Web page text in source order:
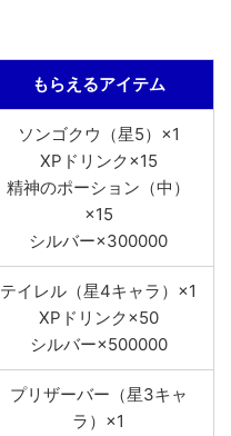
もらえるアイテム
ソンゴクウ（星5）×1
XPドリンク×15
精神のポーション（中）
×15
シルバー×300000
テイレル（星4キャラ）×1
XPドリンク×50
シルバー×500000
プリザーバー（星3キャ
ラ）×1